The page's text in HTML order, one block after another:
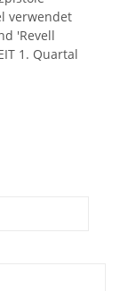
verwendet
'Revell
1. Quartal